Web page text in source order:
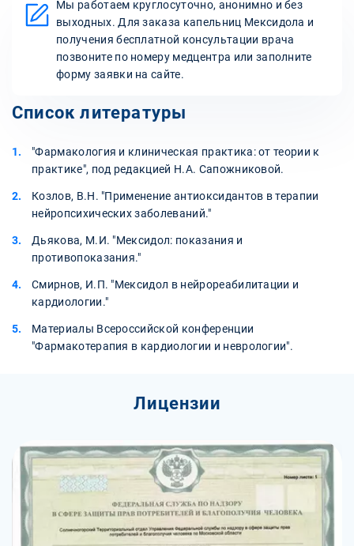
Мы работаем круглосуточно, анонимно и без
выходных. Для заказа капельниц Мексидола и
получения бесплатной консультации врача
позвоните по номеру медцентра или заполните
форму заявки на сайте.
Список литературы
"Фармакология и клиническая практика: от теории к
практике", под редакцией Н.А. Сапожниковой.
Козлов, В.Н. "Применение антиоксидантов в терапии
нейропсихических заболеваний."
Дьякова, М.И. "Мексидол: показания и
противопоказания."
Смирнов, И.П. "Мексидол в нейрореабилитации и
кардиологии."
Материалы Всероссийской конференции
"Фармакотерапия в кардиологии и неврологии".
Лицензии